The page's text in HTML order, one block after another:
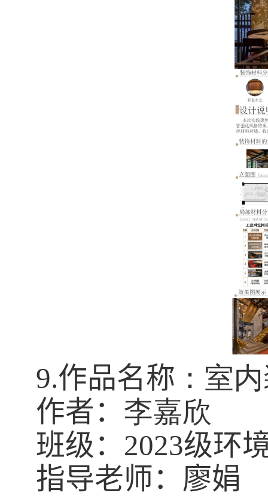
9.作品名称 ：室
作者： 李嘉欣
班级： 2023级环
指导老师：廖娟